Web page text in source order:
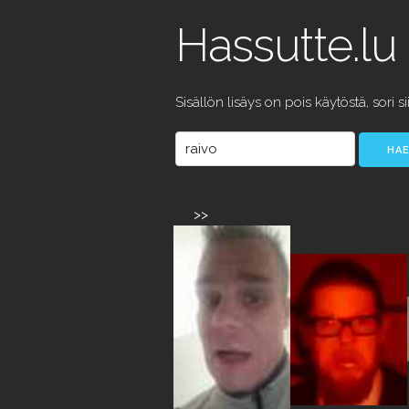
Hassutte.lu
Sisällön lisäys on pois käytöstä, sori
>>